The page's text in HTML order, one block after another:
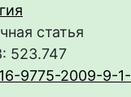
статья
523.747
9775-2009-9-